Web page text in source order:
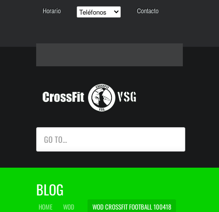
Horario Contacto
GO TO...
BLOG
HOME WOD WOD CROSSFIT FOOTBALL 100418